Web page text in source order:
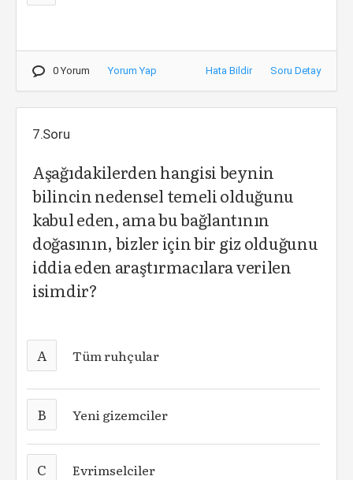
0 Yorum Yorum Yap Hata Bildir Soru Detay
7.Soru
Aşağıdakilerden hangisi beynin
bilincin nedensel temeli olduğunu
kabul eden, ama bu bağlantının
doğasının, bizler için bir giz olduğunu
iddia eden araştırmacılara verilen
isimdir?
A Tüm ruhçular
B Yeni gizemciler
C Evrimselciler